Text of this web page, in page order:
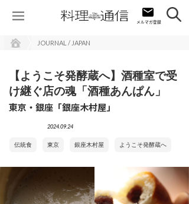
JOURNAL / JAPAN
【ようこそ発酵蔵へ】酒種室で受
け継ぐ店の魂「酒種あんぱん」
東京・銀座「銀座木村屋」
2024.09.24
伝統食 東京 銀座木村屋 ようこそ発酵蔵へ